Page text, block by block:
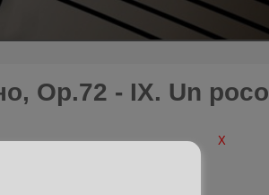
Op.72 - IX. Un poco
X